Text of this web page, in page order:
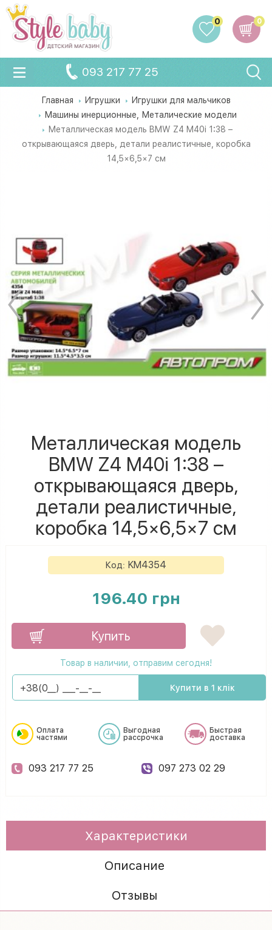
0
0
093 217 77 25
Главная Игрушки
Игрушки для мальчиков
Машины инерционные, Металические модели
Металлическая модель BMW Z4 M40i 1:38 –
открывающаяся дверь, детали реалистичные, коробка
14,5×6,5×7 см
Металлическая модель
BMW Z4 M40i 1:38 –
открывающаяся дверь,
детали реалистичные,
коробка 14,5×6,5×7 см
Код: KM4354
196.40 грн
Купить
Товар в наличии, отправим сегодня!
Купити в 1 клік
Оплата
частями
Выгодная
рассрочка
Быстрая
доставка
093 217 77 25 097 273 02 29
Характеристики
Описание
Отзывы